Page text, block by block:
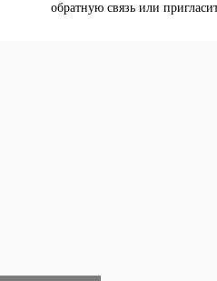
обратную связь или